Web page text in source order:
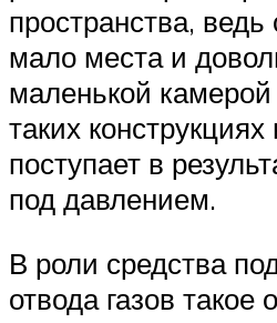
пространства,
мало места и
маленькой камерой
таких конструкциях
поступает в
под давлением.
В роли средства
отвода газов такое